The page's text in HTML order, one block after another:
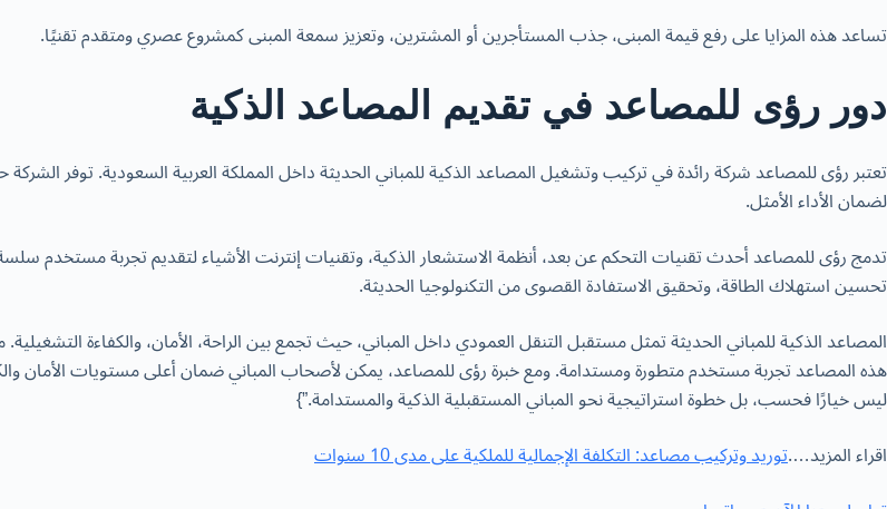
تساعد هذه المزايا على رفع قيمة المبنى، جذب المستأجرين أو المشترين، وتعزيز سمعة المبنى كمشروع عصري ومتقدم تقنيًا.
دور رؤى للمصاعد في تقديم المصاعد الذكية
تعتبر رؤى للمصاعد شركة رائدة في تركيب وتشغيل المصاعد الذكية للمباني الحديثة داخل المملكة العربية السعودية. توفر الشركة
لضمان الأداء الأمثل.
تدمج رؤى للمصاعد أحدث تقنيات التحكم عن بعد، أنظمة الاستشعار الذكية، وتقنيات إنترنت الأشياء لتقديم تجربة مستخدم
تحسين استهلاك الطاقة، وتحقيق الاستفادة القصوى من التكنولوجيا الحديثة.
المصاعد الذكية للمباني الحديثة تمثل مستقبل التنقل العمودي داخل المباني، حيث تجمع بين الراحة، الأمان، والكفاءة
هذه المصاعد تجربة مستخدم متطورة ومستدامة. ومع خبرة رؤى للمصاعد، يمكن لأصحاب المباني ضمان أعلى مستويات الأمان
ليس خيارًا فحسب، بل خطوة استراتيجية نحو المباني المستقبلية الذكية والمستدامة.”}
اقراء المزيد….توريد وتركيب مصاعد: التكلفة الإجمالية للملكية على مدى 10 سنوات